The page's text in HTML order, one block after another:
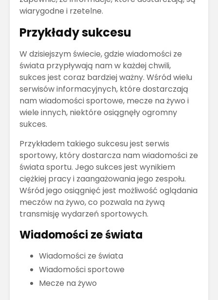
wiarygodne i rzetelne.
Przykłady sukcesu
W dzisiejszym świecie, gdzie wiadomości ze
świata przypływają nam w każdej chwili,
sukces jest coraz bardziej ważny. Wśród wielu
serwisów informacyjnych, które dostarczają
nam wiadomości sportowe, mecze na żywo i
wiele innych, niektóre osiągnęły ogromny
sukces.
Przykładem takiego sukcesu jest serwis
sportowy, który dostarcza nam wiadomości ze
świata sportu. Jego sukces jest wynikiem
ciężkiej pracy i zaangażowania jego zespołu.
Wśród jego osiągnięć jest możliwość oglądania
meczów na żywo, co pozwala na żywą
transmisję wydarzeń sportowych.
Wiadomości ze świata
Wiadomości ze świata
Wiadomości sportowe
Mecze na żywo